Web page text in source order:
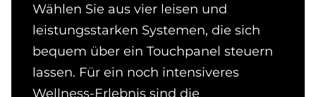
Wählen Sie aus vier leisen und
leistungsstarken Systemen, die sich
bequem über ein Touchpanel steuern
lassen. Für ein noch intensiveres
Wellness-Erlebnis sind die